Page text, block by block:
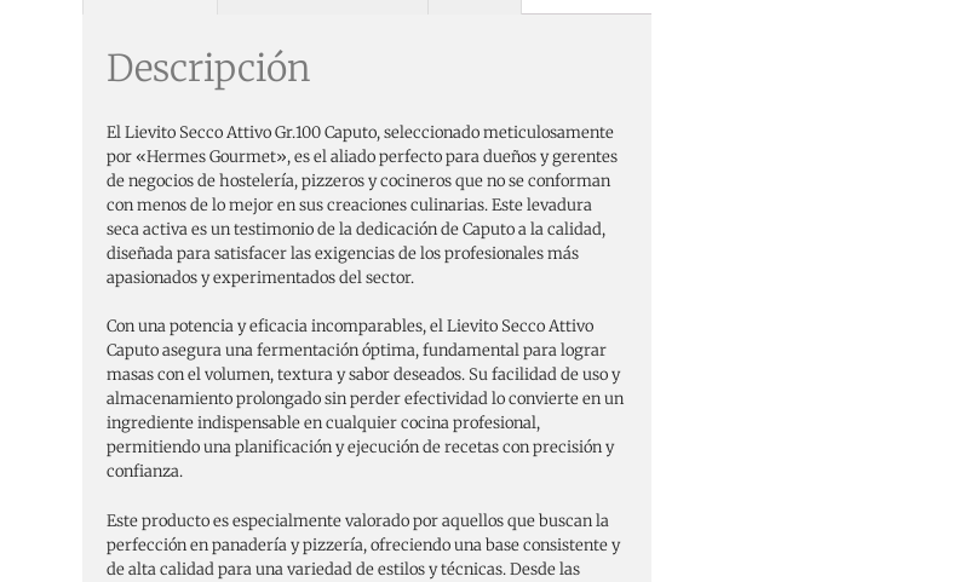
Descripción
El Lievito Secco Attivo Gr.100 Caputo, seleccionado meticulosamente
por «Hermes Gourmet», es el aliado perfecto para dueños y gerentes
de negocios de hostelería, pizzeros y cocineros que no se conforman
con menos de lo mejor en sus creaciones culinarias. Este levadura
seca activa es un testimonio de la dedicación de Caputo a la calidad,
diseñada para satisfacer las exigencias de los profesionales más
apasionados y experimentados del sector.
Con una potencia y eficacia incomparables, el Lievito Secco Attivo
Caputo asegura una fermentación óptima, fundamental para lograr
masas con el volumen, textura y sabor deseados. Su facilidad de uso y
almacenamiento prolongado sin perder efectividad lo convierte en un
ingrediente indispensable en cualquier cocina profesional,
permitiendo una planificación y ejecución de recetas con precisión y
confianza.
Este producto es especialmente valorado por aquellos que buscan la
perfección en panadería y pizzería, ofreciendo una base consistente y
de alta calidad para una variedad de estilos y técnicas. Desde las